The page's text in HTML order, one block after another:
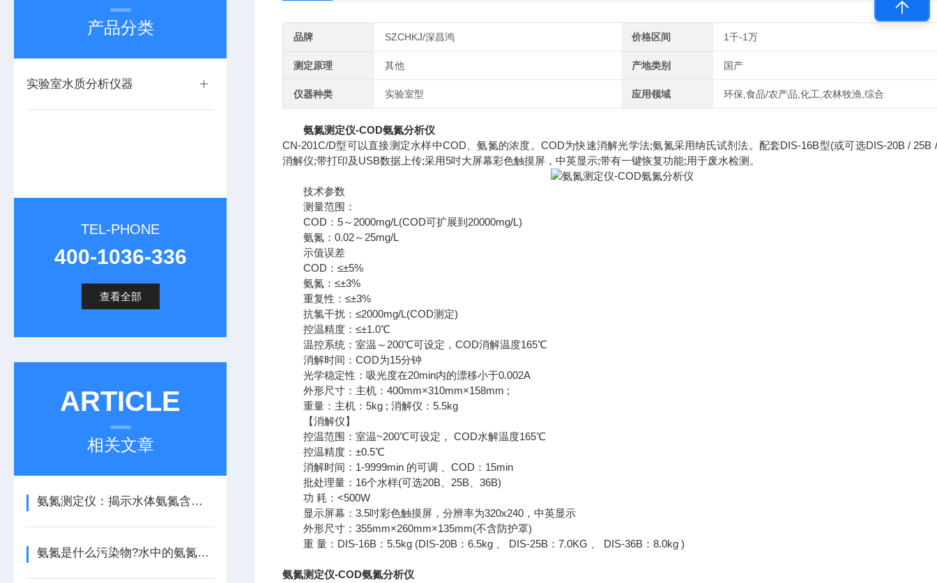
产品分类
实验室水质分析仪器
TEL-PHONE
400-1036-336
查看全部
ARTICLE
相关文章
氨氮测定仪：揭示水体氨氮含量的秘密
氨氮是什么污染物?水中的氨氮要如何检测？
品牌 SZCHKJ/深昌鸿 价格区间 1千-1万
测定原理 其他 产地类别 国产
仪器种类 实验室型 应用领域 环保,食品/农产品,化工,农林牧渔,综合
氨氮测定仪-COD氨氮分析仪
CN-201C/D型可以直接测定水样中COD、氨氮的浓度。COD为快速消解光学法;氨氮采用纳氏试剂法。配套DIS-16B型(或可选DIS-20B / 25B
消解仪;带打印及USB数据上传;采用5吋大屏幕彩色触摸屏，中英显示;带有一键恢复功能;用于废水检测。
技术参数
测量范围：
COD：5～2000mg/L(COD可扩展到20000mg/L)
氨氮：0.02～25mg/L
示值误差
COD：≤±5%
氨氮：≤±3%
重复性：≤±3%
抗氯干扰：≤2000mg/L(COD测定)
控温精度：≤±1.0℃
温控系统：室温～200℃可设定，COD消解温度165℃
消解时间：COD为15分钟
光学稳定性：吸光度在20min内的漂移小于0.002A
外形尺寸：主机：400mm×310mm×158mm ;
重量：主机：5kg ; 消解仪：5.5kg
【消解仪】
控温范围：室温~200℃可设定， COD水解温度165℃
控温精度：±0.5℃
消解时间：1-9999min 的可调 、COD：15min
批处理量：16个水样(可选20B、25B、36B)
功 耗：<500W
显示屏幕：3.5吋彩色触摸屏，分辨率为320x240，中英显示
外形尺寸：355mm×260mm×135mm(不含防护罩)
重 量：DIS-16B：5.5kg (DIS-20B：6.5kg 、 DIS-25B：7.0KG 、 DIS-36B：8.0kg )
氨氮测定仪-COD氨氮分析仪